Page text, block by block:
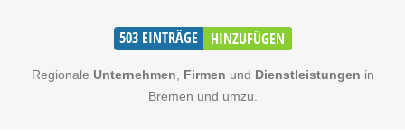
503 EINTRÄGE HINZUFÜGEN
Regionale Unternehmen Firmen und Dienstleistungen in
Bremen und umzu.